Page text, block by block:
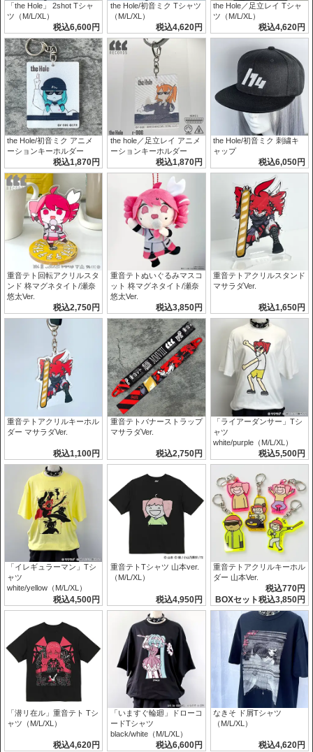
「the Hole」 2shot Tシャ
ツ（M/L/XL）
税込6,600円
the Hole/初音ミク Tシャツ
（M/L/XL）
税込4,620円
the Hole／足立レイ Tシャ
ツ（M/L/XL）
税込4,620円
the Hole/初音ミク アニメ
ーションキーホルダー
税込1,870円
the hole／足立レイ アニメ
ーションキーホルダー
税込1,870円
the Hole/初音ミク 刺繍キ
ャップ
税込6,050円
重音テト回転アクリルスタ
ンド 柊マグネタイト/瀬奈
悠太Ver.
税込2,750円
重音テトぬいぐるみマスコ
ット 柊マグネタイト/瀬奈
悠太Ver.
税込3,850円
重音テトアクリルスタンド
マサラダVer.
税込1,650円
重音テトアクリルキーホル
ダー マサラダVer.
税込1,100円
重音テトバナーストラップ
マサラダVer.
税込2,750円
「ライアーダンサー」Tシ
ャツ
white/purple（M/L/XL）
税込5,500円
「イレギュラーマン」Tシ
ャツ
white/yellow（M/L/XL）
税込4,500円
重音テトTシャツ 山本ver.
（M/L/XL）
税込4,950円
重音テトアクリルキーホル
ダー 山本Ver.
税込770円
BOXセット税込3,850円
「潜リ在ル」重音テト Tシ
ャツ（M/L/XL）
税込4,620円
「いますぐ輪廻」ドローコ
ードTシャツ
black/white（M/L/XL）
税込6,600円
なきそ ド屑Tシャツ
（M/L/XL）
税込4,620円